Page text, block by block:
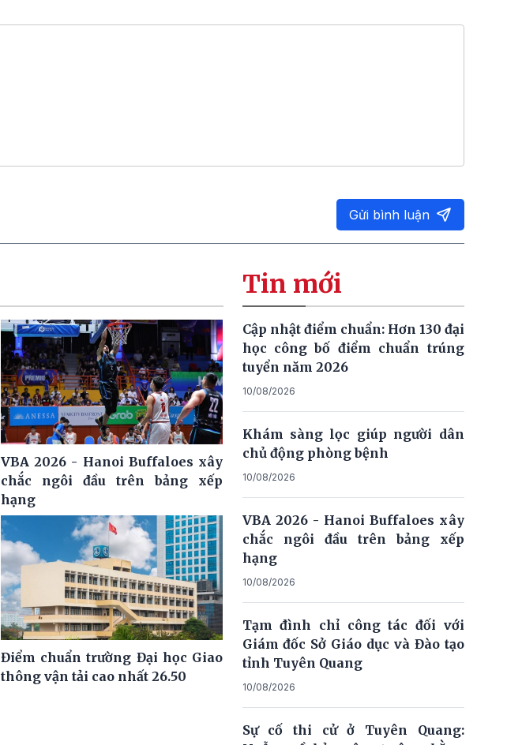
Gửi bình luận
VBA 2026 - Hanoi Buffaloes xây
chắc ngôi đầu trên bảng xếp
hạng
Điểm chuẩn trường Đại học Giao
thông vận tải cao nhất 26.50
Tin mới
Cập nhật điểm chuẩn: Hơn 130 đại
học công bố điểm chuẩn trúng
tuyển năm 2026
10/08/2026
Khám sàng lọc giúp người dân
chủ động phòng bệnh
10/08/2026
VBA 2026 - Hanoi Buffaloes xây
chắc ngôi đầu trên bảng xếp
hạng
10/08/2026
Tạm đình chỉ công tác đối với
Giám đốc Sở Giáo dục và Đào tạo
tỉnh Tuyên Quang
10/08/2026
Sự cố thi cử ở Tuyên Quang: